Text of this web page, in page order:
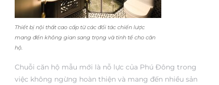
Thiết bị nội thất cao cấp từ các đối tác chiến lược
mang đến không gian sang trọng và tinh tế cho căn
hộ.
Chuỗi căn hộ mẫu mới là nỗ lực của Phú Đông trong
việc không ngừng hoàn thiện và mang đến nhiều sản